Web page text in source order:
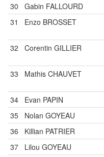
30
Gabin FALLOURD
31
Enzo BROSSET
32 Corentin GILLIER
33 Mathis CHAUVET
34 Evan PAPIN
35
Nolan GOYEAU
36
Killian PATRIER
37
Lilou GOYEAU